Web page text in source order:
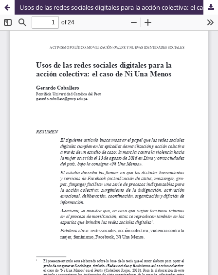
Usos de las redes sociales digitales para la acción colectiva: el caso de Ni Una Menos